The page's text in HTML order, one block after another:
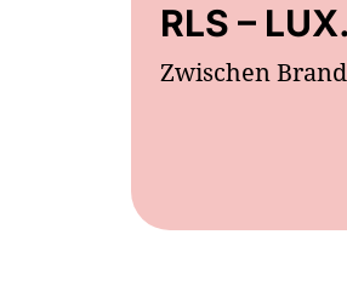
RLS –
Zwischen